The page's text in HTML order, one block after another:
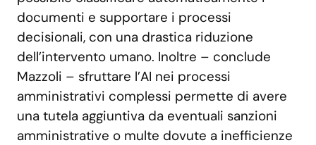
documenti e supportare i processi
decisionali, con una drastica riduzione
dell’intervento umano. Inoltre – conclude
Mazzoli – sfruttare l’AI nei processi
amministrativi complessi permette di avere
una tutela aggiuntiva da eventuali sanzioni
amministrative o multe dovute a inefficienze